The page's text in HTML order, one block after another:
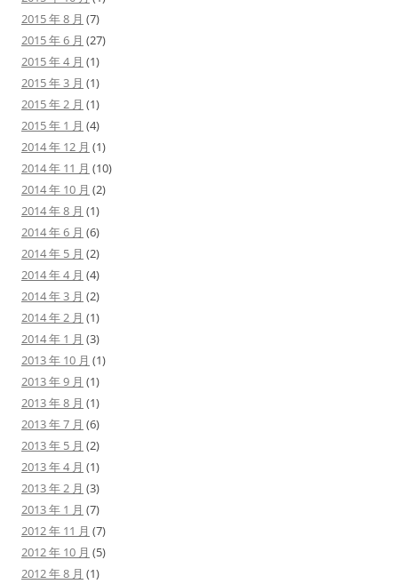
2015 年 8 月 (7)
2015 年 6 月 (27)
2015 年 4 月 (1)
2015 年 3 月 (1)
2015 年 2 月 (1)
2015 年 1 月 (4)
2014 年 12 月 (1)
2014 年 11 月 (10)
2014 年 10 月 (2)
2014 年 8 月 (1)
2014 年 6 月 (6)
2014 年 5 月 (2)
2014 年 4 月 (4)
2014 年 3 月 (2)
2014 年 2 月 (1)
2014 年 1 月 (3)
2013 年 10 月 (1)
2013 年 9 月 (1)
2013 年 8 月 (1)
2013 年 7 月 (6)
2013 年 5 月 (2)
2013 年 4 月 (1)
2013 年 2 月 (3)
2013 年 1 月 (7)
2012 年 11 月 (7)
2012 年 10 月 (5)
2012 年 8 月 (1)